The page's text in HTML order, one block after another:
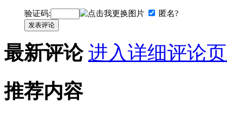
验证码: 匿名?
发表评论
最新评论 进入详细评论
推荐内容